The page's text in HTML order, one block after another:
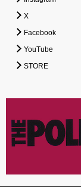
X
Facebook
YouTube
STORE